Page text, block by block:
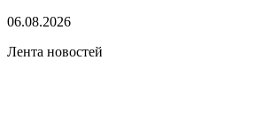
06.08.2026
Лента новостей